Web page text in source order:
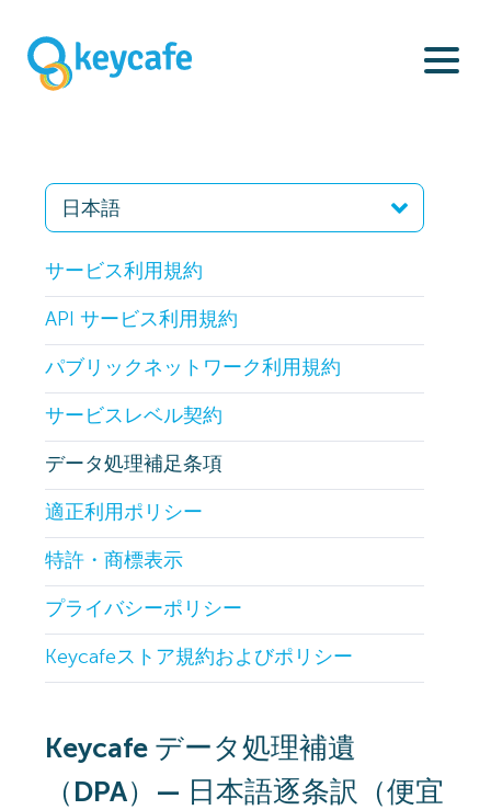
サービス利用規約
API サービス利用規約
パブリックネットワーク利用規約
サービスレベル契約
データ処理補足条項
適正利用ポリシー
特許・商標表示
プライバシーポリシー
Keycafeストア規約およびポリシー
Keycafe データ処理補遺
（DPA）— 日本語逐条訳（便宜